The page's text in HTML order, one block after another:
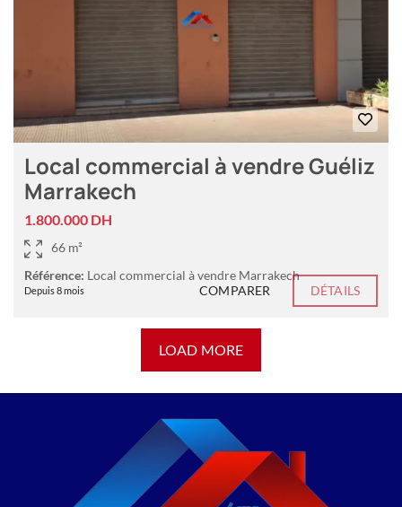
Local commercial à vendre Guéliz
Marrakech
1.800.000 DH
66 m²
Référence: Local commercial à vendre Marrakech
Depuis 8 mois COMPARER DÉTAILS
LOAD MORE